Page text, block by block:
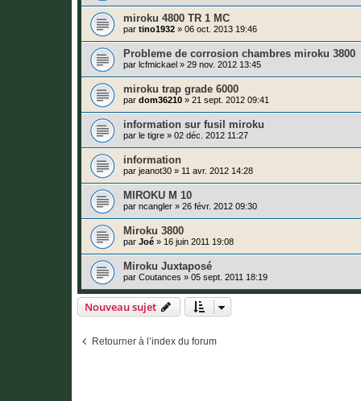
miroku 4800 TR 1 MC
par tino1932 » 06 oct. 2013 19:46
Probleme de corrosion chambres miroku 3800
par lcfmickael » 29 nov. 2012 13:45
miroku trap grade 6000
par dom36210 » 21 sept. 2012 09:41
information sur fusil miroku
par le tigre » 02 déc. 2012 11:27
information
par jeanot30 » 11 avr. 2012 14:28
MIROKU M 10
par ncangler » 26 févr. 2012 09:30
Miroku 3800
par Joé » 16 juin 2011 19:08
Miroku Juxtaposé
par Coutances » 05 sept. 2011 18:19
Nouveau sujet
Retourner à l’index du forum